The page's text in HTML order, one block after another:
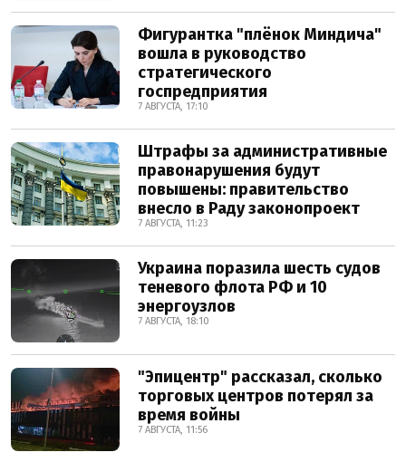
Фигурантка "плёнок Миндича"
вошла в руководство
стратегического
госпредприятия
7 АВГУСТА, 17:10
Штрафы за административные
правонарушения будут
повышены: правительство
внесло в Раду законопроект
7 АВГУСТА, 11:23
Украина поразила шесть судов
теневого флота РФ и 10
энергоузлов
7 АВГУСТА, 18:10
"Эпицентр" рассказал, сколько
торговых центров потерял за
время войны
7 АВГУСТА, 11:56